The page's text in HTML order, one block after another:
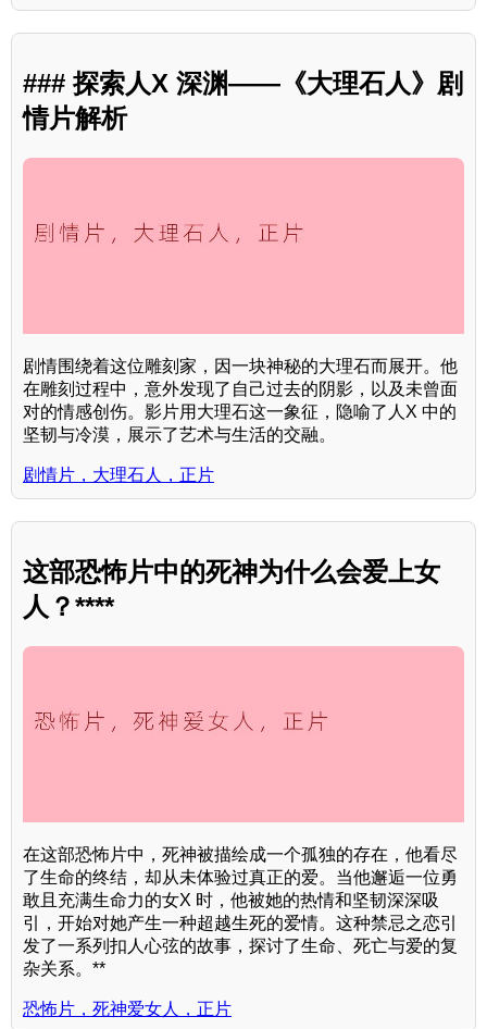
### 探索人X 深渊——《大理石人》剧
情片解析
剧情围绕着这位雕刻家，因一块神秘的大理石而展开。他
在雕刻过程中，意外发现了自己过去的阴影，以及未曾面
对的情感创伤。影片用大理石这一象征，隐喻了人X 中的
坚韧与冷漠，展示了艺术与生活的交融。
剧情片，大理石人，正片
这部恐怖片中的死神为什么会爱上女
人？****
在这部恐怖片中，死神被描绘成一个孤独的存在，他看尽
了生命的终结，却从未体验过真正的爱。当他邂逅一位勇
敢且充满生命力的女X 时，他被她的热情和坚韧深深吸
引，开始对她产生一种超越生死的爱情。这种禁忌之恋引
发了一系列扣人心弦的故事，探讨了生命、死亡与爱的复
杂关系。**
恐怖片，死神爱女人，正片